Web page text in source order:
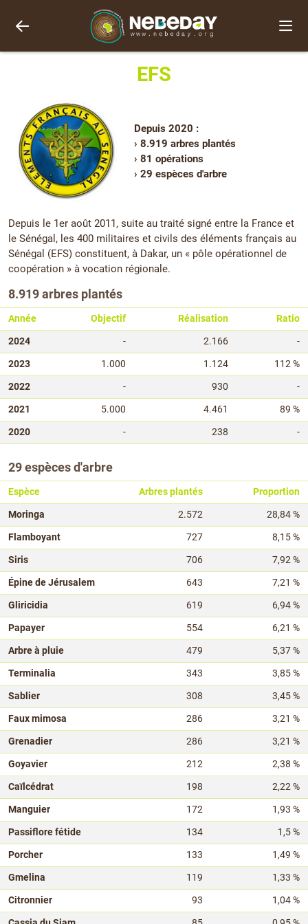
EFS
Depuis 2020 :
› 8.919 arbres plantés
› 81 opérations
› 29 espèces d'arbre
Depuis le 1er août 2011, suite au traité signé entre la France et
le Sénégal, les 400 militaires et civils des éléments français au
Sénégal (EFS) constituent, à Dakar, un « pôle opérationnel de
coopération » à vocation régionale.
8.919 arbres plantés
Année Objectif Réalisation
Ratio
2024
- 2.166
-
2023
1.000 1.124
112 %
2022
- 930
-
2021
5.000 4.461
89 %
2020
- 238 -
29 espèces d'arbre
Espèce Arbres plantés
Proportion
Moringa
2.572
28,84 %
Flamboyant
727
8,15 %
Siris
706
7,92 %
Épine de Jérusalem
643
7,21 %
Gliricidia
619
6,94 %
Papayer
554
6,21 %
Arbre à pluie
479
5,37 %
Terminalia
343
3,85 %
Sablier
308
3,45 %
Faux mimosa
286
3,21 %
Grenadier
286
3,21 %
Goyavier
212
2,38 %
Caïlcédrat
198
2,22 %
Manguier
172
1,93 %
Passiflore fétide
134
1,5 %
Porcher
133
1,49 %
Gmelina
119
1,33 %
Citronnier
93
1,04 %